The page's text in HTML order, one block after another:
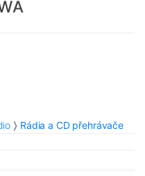
Rádia a CD přehrávače